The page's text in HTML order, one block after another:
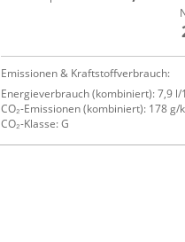
Emissionen & Kraftstoffverbrauch:
Energieverbrauch (kombiniert): 7,9 l/
CO₂-Emissionen (kombiniert): 178 g/
CO₂-Klasse: G